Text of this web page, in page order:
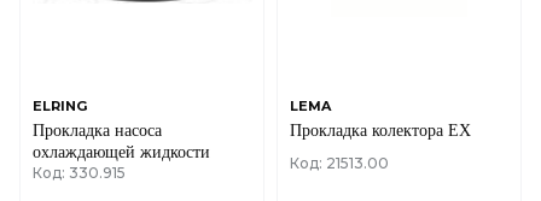
ELRING
Прокладка насоса
охлаждающей жидкости
Код: 330.915
LEMA
Прокладка колектора EX
Код: 21513.00